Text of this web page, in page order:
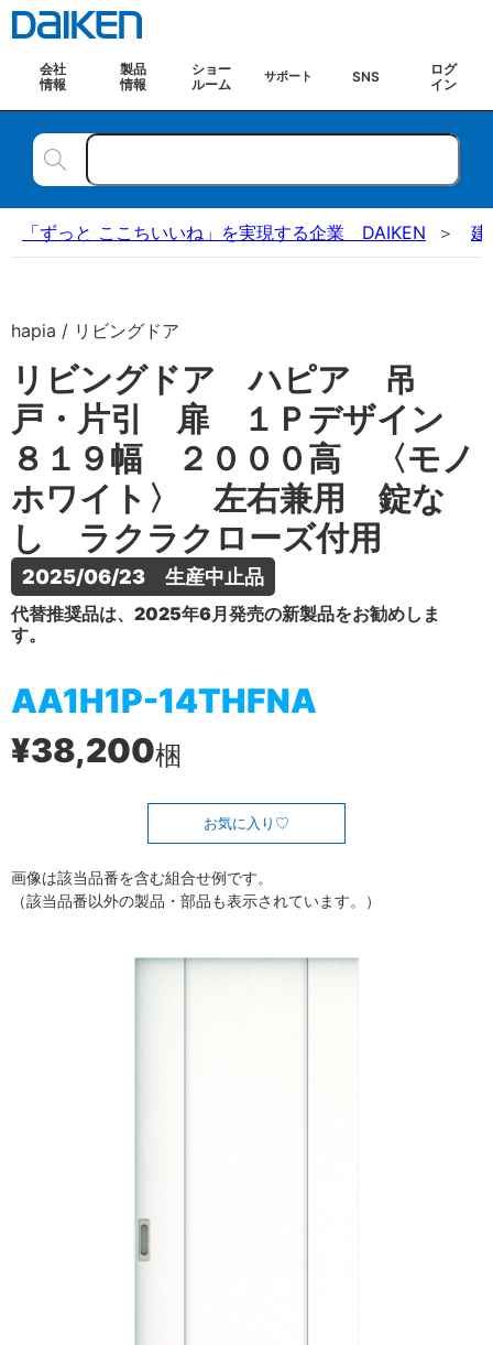
会社
情報
製品
情報
ショー
ルーム
サポート SNS
ログ
イン
「ずっと ここちいいね」を実現する企業 DAIKEN 建
hapia / リビングドア
リビングドア ハピア 吊
戸・片引 扉 １Ｐデザイン
８１９幅 ２０００高 〈モノ
ホワイト〉 左右兼用 錠な
し ラクラクローズ付用
2025/06/23　生産中止品
代替推奨品は、2025年6月発売の新製品をお勧めしま
す。
AA1H1P-14THFNA
¥38,200梱
お気に入り
画像は該当品番を含む組合せ例です。
（該当品番以外の製品・部品も表示されています。）